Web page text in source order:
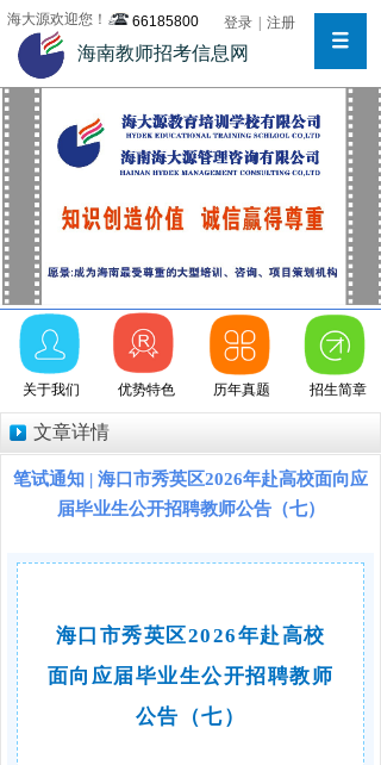
海大源欢迎您！ 66185800 登录 注册
海南教师招考信息网
优势特色
关于我们 历年真题 招生简章
文章详情
笔试通知 | 海口市秀英区2026年赴高校面向应
届毕业生公开招聘教师公告（七）
海口市秀英区2026年赴高校
面向应届毕业生公开招聘教师
公告（七）